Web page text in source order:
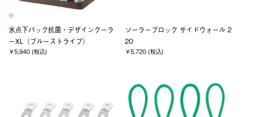
氷点下パック抗菌・デザインクーラ
ーXL（ブルーストライプ）
￥5,940 (税込)
ソーラーブロック サイドウォール 2
20
￥5,720 (税込)